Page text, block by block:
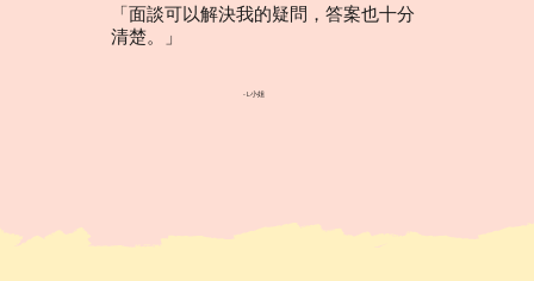
「面談可以解決我的疑問，答案也十分
清楚。」
​- L小姐